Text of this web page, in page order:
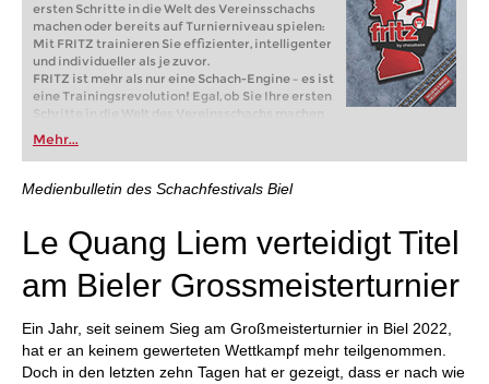
ersten Schritte in die Welt des Vereinsschachs
machen oder bereits auf Turnierniveau spielen:
Mit FRITZ trainieren Sie effizienter, intelligenter
und individueller als je zuvor.
FRITZ ist mehr als nur eine Schach-Engine – es ist
eine Trainingsrevolution! Egal, ob Sie Ihre ersten
Schritte in die Welt des Vereinsschachs machen
oder bereits auf Turnierniveau spielen: Mit
FRITZ trainieren Sie effizienter, intelligenter und
individueller als je zuvor.
Mehr...
Medienbulletin des Schachfestivals Biel
Le Quang Liem verteidigt Titel
am Bieler Grossmeisterturnier
Ein Jahr, seit seinem Sieg am Großmeisterturnier in Biel 2022,
hat er an keinem gewerteten Wettkampf mehr teilgenommen.
Doch in den letzten zehn Tagen hat er gezeigt, dass er nach wie